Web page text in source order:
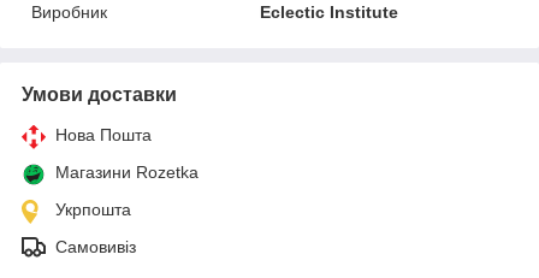
Виробник
Eclectic Institute
Умови доставки
Нова Пошта
Магазини Rozetka
Укрпошта
Самовивіз